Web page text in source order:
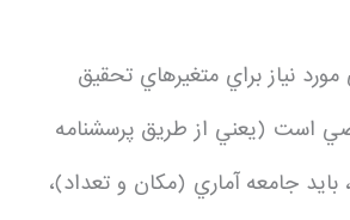
نياز براي متغيرهاي تحقيق
است (يعني از طريق پرسشنامه
جامعه آماري (مكان و تعداد)،